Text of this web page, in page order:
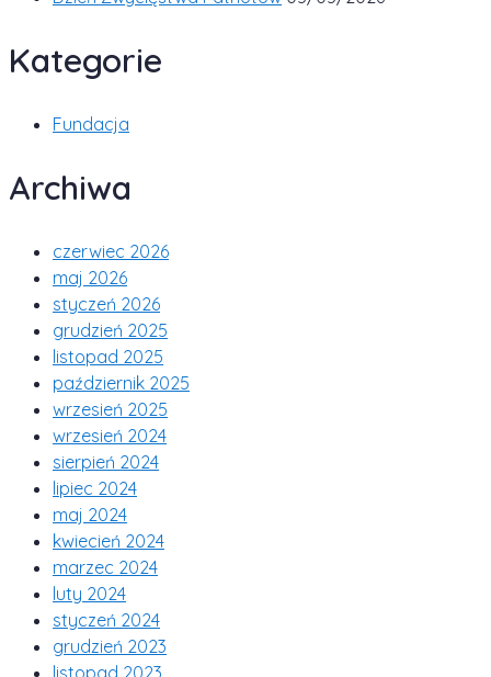
Kategorie
Fundacja
Archiwa
czerwiec 2026
maj 2026
styczeń 2026
grudzień 2025
listopad 2025
październik 2025
wrzesień 2025
wrzesień 2024
sierpień 2024
lipiec 2024
maj 2024
kwiecień 2024
marzec 2024
luty 2024
styczeń 2024
grudzień 2023